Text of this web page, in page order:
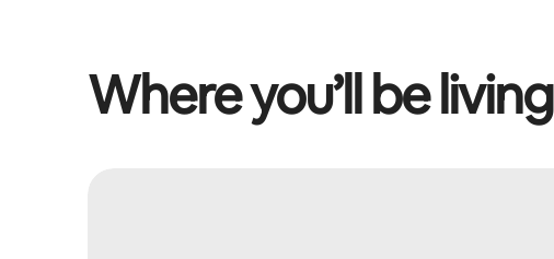
Where you’ll be living